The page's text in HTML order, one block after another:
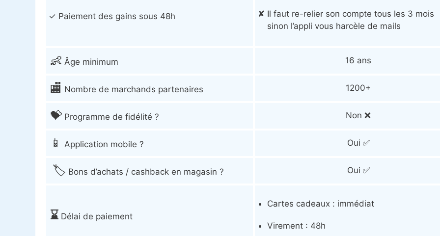
Paiement des gains sous 48h
Il faut re-relier son compte tous les 3 mois
sinon l’appli vous harcèle de mails
👶 Âge minimum 16 ans
🏬 Nombre de marchands partenaires 1200+
💝 Programme de fidélité ? Non ❌
📱 Application mobile ? Oui ✅
🏷️ Bons d’achats / cashback en magasin ? Oui ✅
⌛️ Délai de paiement
Cartes cadeaux : immédiat
Virement : 48h